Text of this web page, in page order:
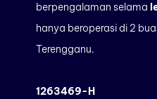
berpengalaman selama
hanya beroperasi di 2
Terengganu.
1263469-H